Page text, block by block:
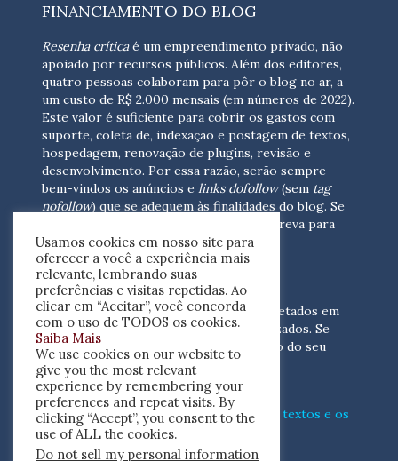
FINANCIAMENTO DO BLOG
Resenha críticaé um empreendimento privado, não
apoiado por recursos públicos. Além dos editores,
quatro pessoas colaboram para pôr o blog no ar, a
um custo de R$ 2.000 mensais (em números de 2022).
Este valor é suficiente para cobrir os gastos com
suporte, coleta de, indexação e postagem de textos,
hospedagem, renovação de plugins, revisão e
desenvolvimento. Por essa razão, serão sempre
bem-vindos os anúncios e links dofollow(sem tag
nofollow) que se adequem às finalidades do blog. Se
escreva para
nós(contato@resenhacritica.com.br)
FONTES E ACERVO
As resenhas, dossiês e sumários são coletados em
periódicos acadêmicos e sites especializados. Se
você tem interesse em divulgar o acervo do seu
periódico, escreva para nós
(contato@resenhacritica.com.br)
Conheça omodocomo processamos os textos e os
índicesdisponibilizados neste blog.
Usamos cookies em nosso site para
oferecer a você a experiência mais
relevante, lembrando suas
preferências e visitas repetidas. Ao
clicar em “Aceitar”, você concorda
com o uso de TODOS os cookies.
Saiba Mais
We use cookies on our website to
give you the most relevant
experience by remembering your
preferences and repeat visits. By
clicking “Accept”, you consent to the
use of ALL the cookies.
Do not sell my personal information